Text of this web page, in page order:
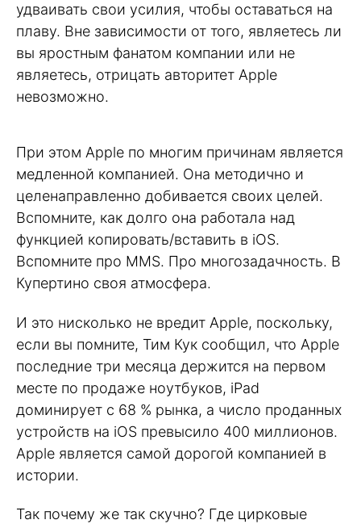
удваивать свои усилия, чтобы оставаться на
плаву. Вне зависимости от того, являетесь ли
вы яростным фанатом компании или не
являетесь, отрицать авторитет Apple
невозможно.
При этом Apple по многим причинам является
медленной компанией. Она методично и
целенаправленно добивается своих целей.
Вспомните, как долго она работала над
функцией копировать/вставить в iOS.
Вспомните про MMS. Про многозадачность. В
Купертино своя атмосфера.
И это нисколько не вредит Apple, поскольку,
если вы помните, Тим Кук сообщил, что Apple
последние три месяца держится на первом
месте по продаже ноутбуков, iPad
доминирует с 68 % рынка, а число проданных
устройств на iOS превысило 400 миллионов.
Apple является самой дорогой компанией в
истории.
Так почему же так скучно? Где цирковые